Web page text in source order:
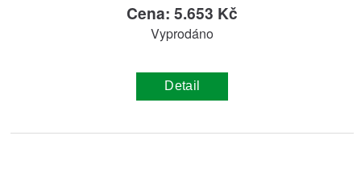
Cena: 5.653 Kč
Vyprodáno
Detail